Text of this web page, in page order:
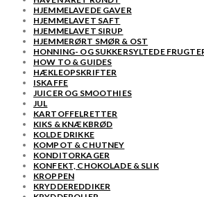
HJEMMELAVEDE GAVER
HJEMMELAVET SAFT
HJEMMELAVET SIRUP
HJEMMERØRT SMØR & OST
HONNING- OG SUKKERSYLTEDE
HOW TO & GUIDES
HÆKLEOPSKRIFTER
ISKAFFE
JUICER OG SMOOTHIES
JUL
KARTOFFELRETTER
KIKS & KNÆKBRØD
KOLDE DRIKKE
KOMPOT & CHUTNEY
KONDITORKAGER
KONFEKT, CHOKOLADE & SLIK
KROPPEN
KRYDDEREDDIKER